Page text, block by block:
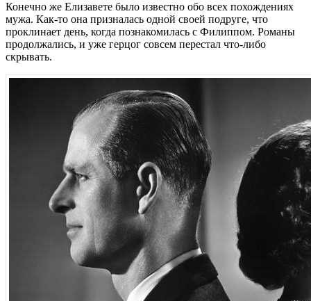
Конечно же Елизавете было известно обо всех похождениях
мужа. Как-то она призналась одной своей подруге, что
проклинает день, когда познакомилась с Филиппом. Романы
продолжались, и уже герцог совсем перестал что-либо
скрывать.